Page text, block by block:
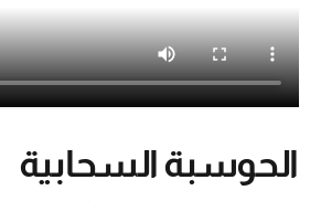
الحوسبة السحابية